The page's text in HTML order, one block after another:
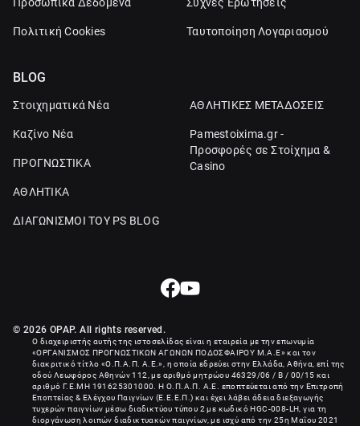
Πολιτική Cookies Ταυτοποίηση Λογαριασμού
BLOG
Στοιχηματικά Νέα
Καζίνο Νέα
ΠΡΟΓΝΩΣΤΙΚΑ
ΑΘΛΗΤΙΚΑ
ΔΙΑΓΩΝΙΣΜΟΙ ΤΟΥ PS BLOG
ΑΘΛΗΤΙΚΕΣ ΜΕΤΑΔΟΣΕΙΣ
Pamestoixima.gr -
Προσφορές σε Στοίχημα &
Casino
© 2026 OPAP. All rights reserved.
Ο διαχειριστής αυτής της ιστοσελίδας είναι η εταιρεία με την επωνυμία
«ΟΡΓΑΝΙΣΜΟΣ ΠΡΟΓΝΩΣΤΙΚΩΝ ΑΓΩΝΩΝ ΠΟΔΟΣΦΑΙΡΟΥ Μ.Α.Ε» και τον
διακριτικό τίτλο «Ο.Π.Α.Π. Α.Ε.», η οποία εδρεύει στην Ελλάδα, Αθήνα, επί της
οδού Λεωφόρος Αθηνών 112, με αριθμό μητρώου 46329/06 / B / 00/15 και
αριθμό Γ.Ε.ΜΗ 191625301000
. Η Ο.Π.Α.Π. Α.Ε. εποπτεύεται από την Επιτροπή
Εποπτείας & Ελέγχου Παιγνίων (Ε.Ε.Ε.Π.) και έχει λάβει άδεια διεξαγωγής
τυχερών παιγνίων μέσω διαδικτύου τύπου 2 με κωδικό HGC-008-LH, για τη
διοργάνωση λοιπών διαδικτυακών παιγνίων, με ισχύ από την 25η Μαΐου 2021